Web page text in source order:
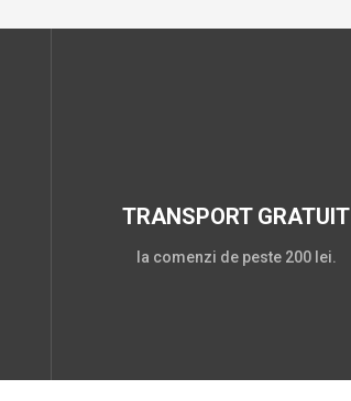
TRANSPORT GRATUIT
la comenzi de peste 200 lei.